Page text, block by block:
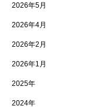
2026年5月
2026年4月
2026年2月
2026年1月
2025年
2024年